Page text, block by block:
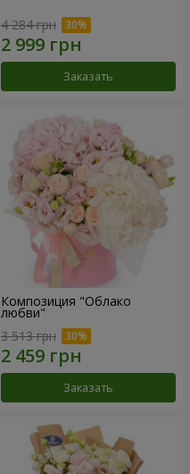
4 284 грн
Заказать
Композиция "Облако
любви"
3 513 грн
Заказать